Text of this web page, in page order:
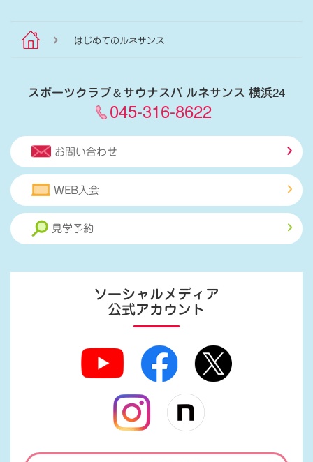
はじめてのルネサンス
スポーツクラブ＆サウナスパ ルネサンス 横浜24
045-316-8622
お問い合わせ
WEB入会
見学予約
ソーシャルメディア
公式アカウント